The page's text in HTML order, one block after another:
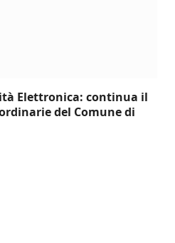
Elettronica: continua il
del Comune di